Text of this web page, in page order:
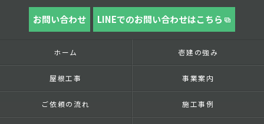
お問い合わせ LINEでのお問い合わせはこちら
ホーム 壱建の強み
屋根工事 事業案内
ご依頼の流れ 施工事例